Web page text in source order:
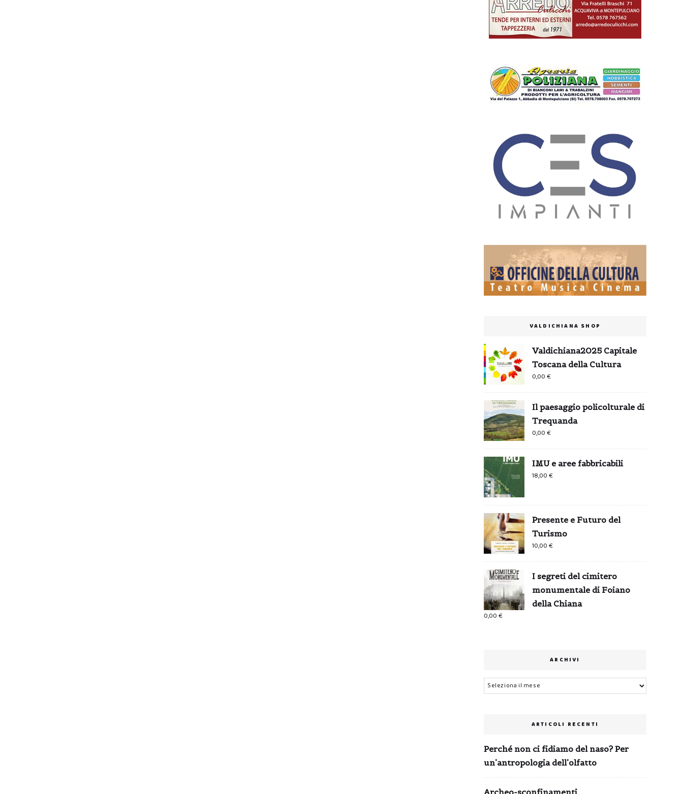
VALDICHIANA SHOP
Valdichiana2025 Capitale
Toscana della Cultura
0,00€
Il paesaggio policolturale di
Trequanda
0,00€
IMU e aree fabbricabili
18,00€
Presente e Futuro del
Turismo
10,00€
I segreti del cimitero
monumentale di Foiano
della Chiana
0,00€
ARCHIVI
Archivi
ARTICOLI RECENTI
Perché non ci fidiamo del naso? Per
un’antropologia dell’olfatto
Archeo-sconfinamenti